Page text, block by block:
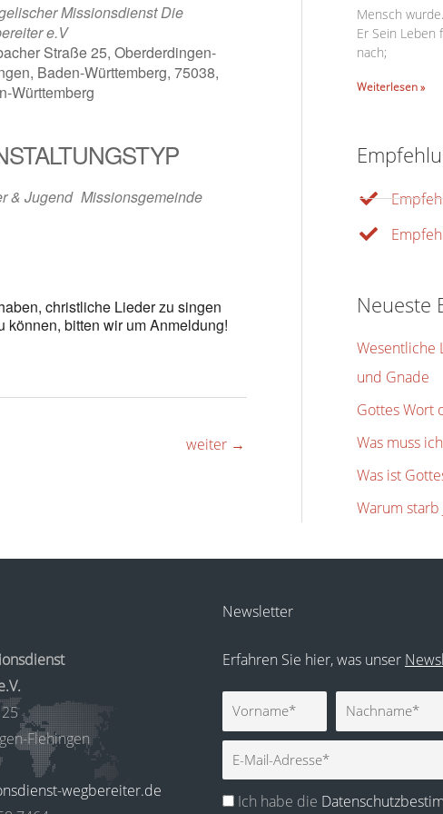
Missionsdienst Die
e.V
Straße 25, Oberderdingen-
Baden-Württemberg, 75038,
Württemberg
& Jugend Missionsgemeinde
christliche Lieder zu singen
bitten wir um Anmeldung!
weiter →
Mensch
Er Sein Leben
nach;
Weiterlesen »
Neueste
Wesentliche
und Gnade
Gottes Wort
Was muss
Was ist
Warum starb
Flehingen
wegbereiter.de
Newsletter
Erfahren Sie hier, was unser
Vorname Nachname
E-
Mail
Ich habe die